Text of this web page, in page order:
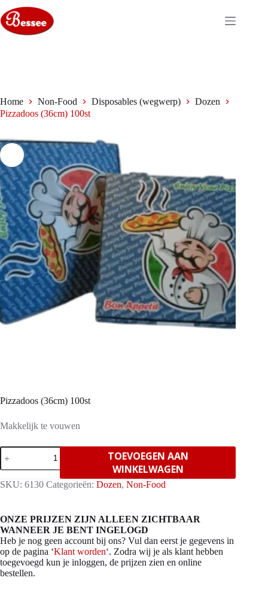
naar
de
inhoud
Home Non-Food Disposables (wegwerp)
Dozen
Pizzadoos (36cm) 100st
Pizzadoos (36cm) 100st
Makkelijk te vouwen
Pizzadoos
(36cm)
100st
aantal
TOEVOEGEN AAN
WINKELWAGEN
SKU: 6130 Categorieën: Dozen, Non-Food
ONZE PRIJZEN ZIJN ALLEEN ZICHTBAAR
WANNEER JE BENT INGELOGD
Heb je nog geen account bij ons? Vul dan eerst je gegevens in
op de pagina ‘Klant worden‘. Zodra wij je als klant hebben
toegevoegd kun je inloggen, de prijzen zien en online
bestellen.